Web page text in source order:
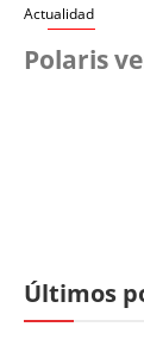
Actualidad
Polaris
Últimos